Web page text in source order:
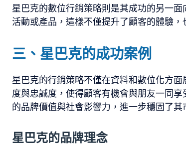
星巴克的數位行銷策略則是其成功的另一
活動或產品，這樣不僅提升了顧客的體驗
三、星巴克的成功案例
星巴克的行銷策略不僅在資料和數位化方
度與忠誠度，使得顧客有機會與朋友一同
的品牌價值與社會影響力，進一步穩固了其
星巴克的品牌理念